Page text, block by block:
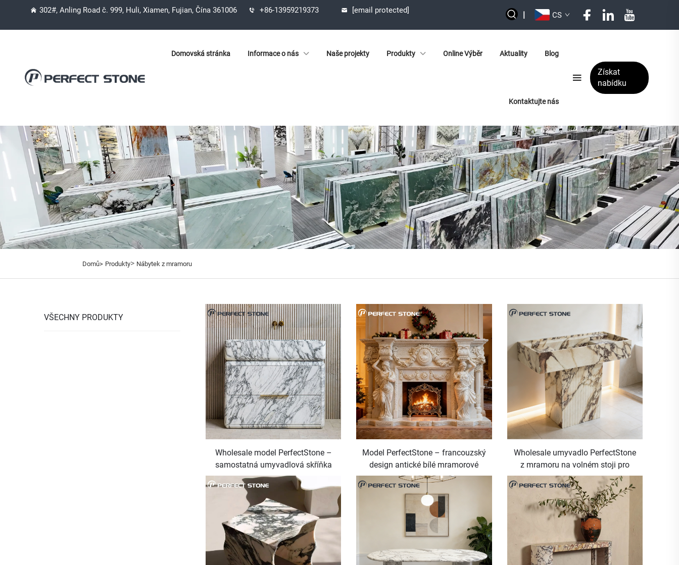
302#, Anling Road č. 999, Huli, Xiamen, Fujian, Čína 361006 +86-13959219373 [email protected] | CS
Domovská stránka Informace o nás Naše projekty Produkty Online Výběr Aktuality Blog
Kontaktujte nás
Získat
nabídku
Domů> Produkty> Nábytek z mramoru
VŠECHNY PRODUKTY
Wholesale model PerfectStone –
samostatná umyvadlová skříňka
Arabescato s mramorovou deskou
pro luxusní vilové hotely
Model PerfectStone – francouzský
design antické bílé mramorové
krbové vložky pro luxusní domy a
zámky
Wholesale umyvadlo PerfectStone
z mramoru na volném stoji pro
luxusní projekty vil a hotelů